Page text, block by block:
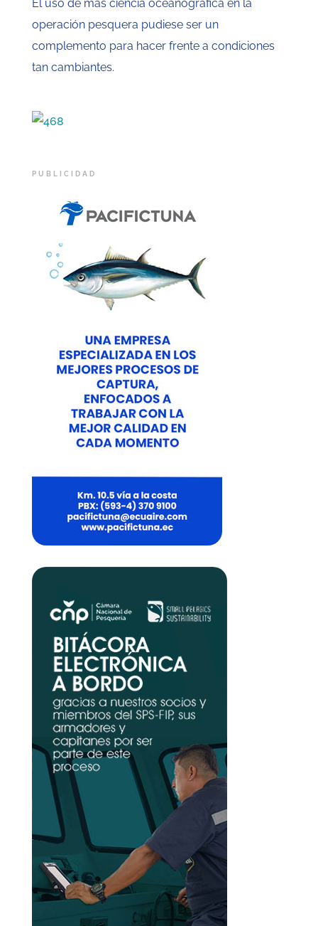
El uso de más ciencia oceanográfica en la
operación pesquera pudiese ser un
complemento para hacer frente a condiciones
tan cambiantes.